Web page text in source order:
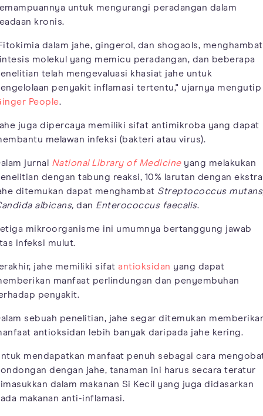
untuk mengurangi peradangan dalam
kronis.
dalam jahe, gingerol, dan shogaols, menghambat
molekul yang memicu peradangan, dan beberapa
telah mengevaluasi khasiat jahe untuk
penyakit inflamasi tertentu," ujarnya mengutip
People.
juga dipercaya memiliki sifat antimikroba yang dapat
melawan infeksi (bakteri atau virus).
jurnal National Library of Medicineyang melakukan
dengan tabung reaksi, 10% larutan dengan
ditemukan dapat menghambat Streptococcus
albicans, dan Enterococcus faecalis.
mikroorganisme ini umumnya bertanggung jawab
infeksi mulut.
jahe memiliki sifat antioksidan yang dapat
manfaat perlindungan dan penyembuhan
penyakit.
sebuah penelitian, jahe segar ditemukan
antioksidan lebih banyak daripada jahe kering.
mendapatkan manfaat penuh sebagai cara
dengan jahe, tanaman ini harus secara teratur
dalam makanan Si Kecil yang juga didasarkan
makanan anti-inflamasi.